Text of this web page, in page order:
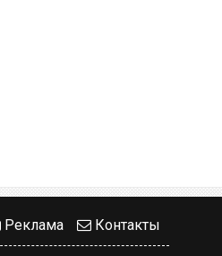
Реклама Контакты